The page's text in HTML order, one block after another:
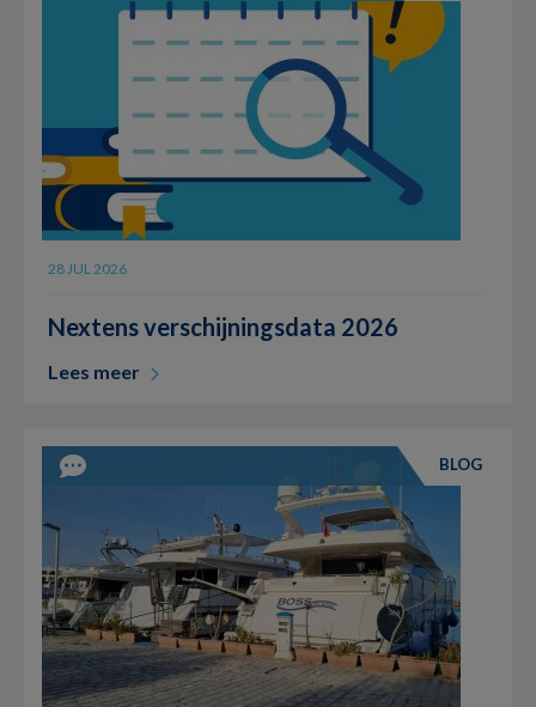
28 JUL 2026
Nextens verschijningsdata 2026
Lees meer
BLOG